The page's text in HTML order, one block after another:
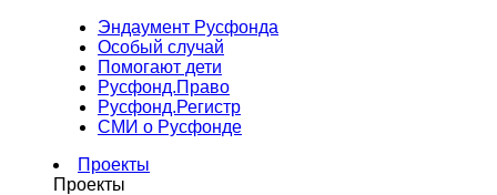
Эндаумент Русфонда
Особый случай
Помогают дети
Русфонд.Право
Русфонд.Регистр
СМИ о Русфонде
Проекты
Проекты